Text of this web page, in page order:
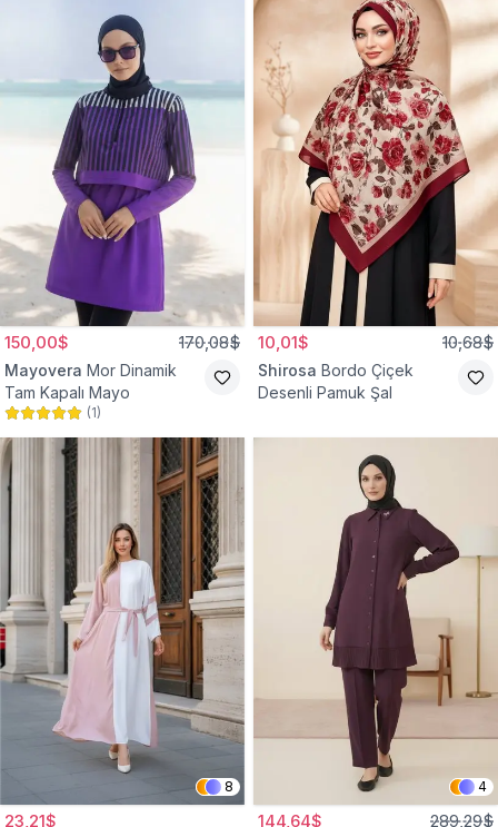
150,00$ 170,08$
Mayovera Mor Dinamik
Tam Kapalı Mayo
(1)
10,01$ 10,68$
Shirosa Bordo Çiçek
Desenli Pamuk Şal
8
23,21$
4
144,64$ 289,29$